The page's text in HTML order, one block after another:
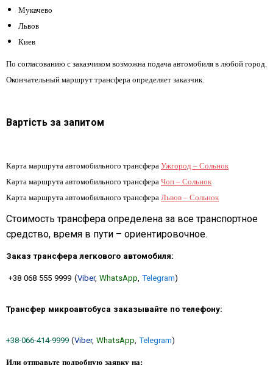
Мукачево
Львов
Киев
По согласованию с заказчиком возможна подача автомобиля в любой город.
Окончательный маршрут трансфера определяет заказчик.
Вартість за запитом
Карта маршрута автомобильного трансфера Ужгород – Сольнок
Карта маршрута автомобильного трансфера Чоп – Сольнок
Карта маршрута автомобильного трансфера Львов – Сольнок
Стоимость трансфера определена за все транспортное
средство, время в пути – ориентировочное.
Заказ трансфера легкового автомобиля:
+38 068 555 9999 (Viber, WhatsApp, Telegram)
Трансфер микроавтобуса заказывайте по телефону:
+38-066-414-9999 (Viber,WhatsApp,Telegram)
Или отправьте подробную заявку на: